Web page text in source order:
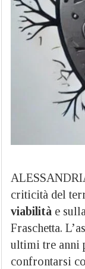
criticità del
viabilità e
Fraschetta.
ultimi tre anni
confrontarsi